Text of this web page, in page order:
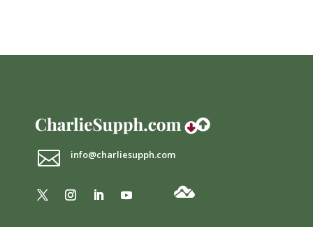
 info@charliesupph.com